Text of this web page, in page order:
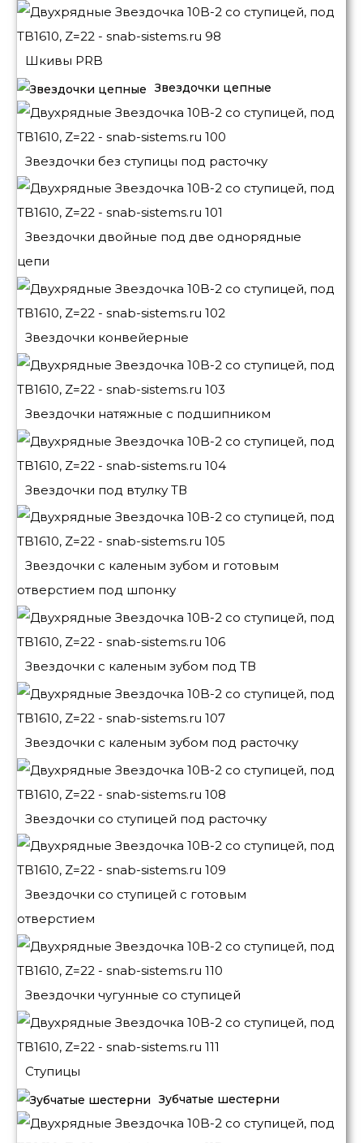
Шкивы PRB
Звездочки цепные
Звездочки без ступицы под расточку
Звездочки двойные под две однорядные
цепи
Звездочки конвейерные
Звездочки натяжные с подшипником
Звездочки под втулку ТВ
Звездочки с каленым зубом и готовым
отверстием под шпонку
Звездочки с каленым зубом под ТВ
Звездочки с каленым зубом под расточку
Звездочки со ступицей под расточку
Звездочки со ступицей с готовым
отверстием
Звездочки чугунные со ступицей
Ступицы
Зубчатые шестерни